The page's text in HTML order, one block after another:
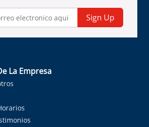
Sign Up
La Empresa